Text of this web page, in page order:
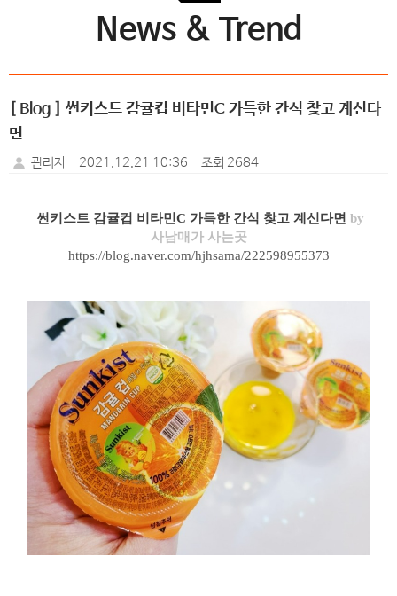
News & Trend
[ Blog ] 썬키스트 감귤컵 비타민C 가득한 간식 찾고 계신다
면
관리자 2021.12.21 10:36 조회 2684
썬키스트 감귤컵 비타민C 가득한 간식 찾고 계신다면 by
사남매가 사는곳
https://blog.naver.com/hjhsama/222598955373